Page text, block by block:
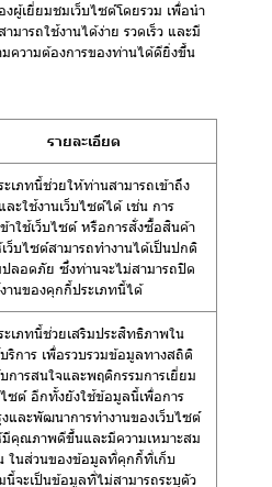
ผู้เยี่ยมชมเว็บไซต์โดยรวม เพื่อนำ
ารถใช้งานได้ง่าย รวดเร็ว และมี
ความต้องการของท่านได้ดียิ่งขึ้น
รายละเอียด
เภทนี้ช่วยให้ท่านสามารถเข้าถึง
ะใช้งานเว็บไซต์ได้ เช่น การ
าใช้เว็บไซต์ หรือการสั่งซื้อสินค้า
ว็บไซต์สามารถทำงานได้เป็นปกติ
ลอดภัย ซึ่งท่านจะไม่สามารถปิด
านของคุกกี้ประเภทนี้ได้
เภทนี้ช่วยเสริมประสิทธิภาพใน
ริการ เพื่อรวบรวมข้อมูลทางสถิติ
การสนใจและพฤติกรรมการเยี่ยม
ซต์ อีกทั้งยังใช้ข้อมูลนี้เพื่อการ
และพัฒนาการทำงานของเว็บไซต์
มีคุณภาพดีขึ้นและมีความเหมาะสม
ในส่วนของข้อมูลที่คุกกี้ที่เก็บ
นี้จะเป็นข้อมูลที่ไม่สามารถระบุตัว